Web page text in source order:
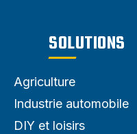
SOLUTIONS
Agriculture
Industrie automobile
DIY et loisirs